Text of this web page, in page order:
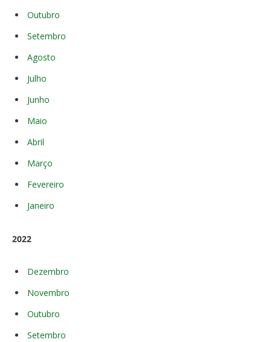
Outubro
Setembro
Agosto
Julho
Junho
Maio
Abril
Março
Fevereiro
Janeiro
2022
Dezembro
Novembro
Outubro
Setembro